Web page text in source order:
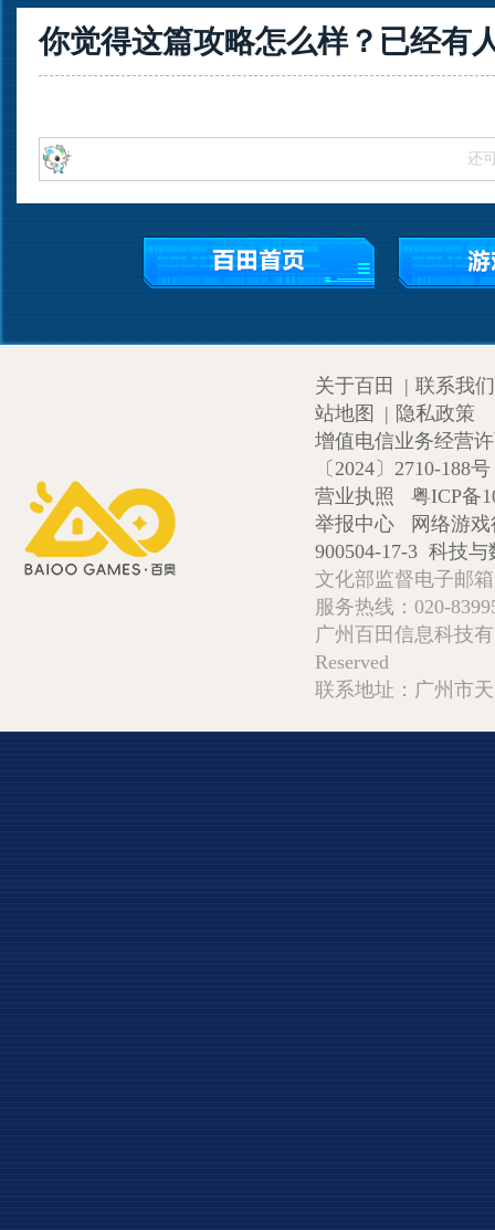
你觉得这篇攻略怎么样？已经有
还
关于百田 | 联系我们
站地图
| 隐私政策
增值电信业务经营
〔2024〕2710-188号
营业执照
粤ICP备
举报中心
网络游
900504-17-3 科技与
文化部监督电子邮
服务热线：020-
广州百田信息科技
Reserved
联系地址：广州市